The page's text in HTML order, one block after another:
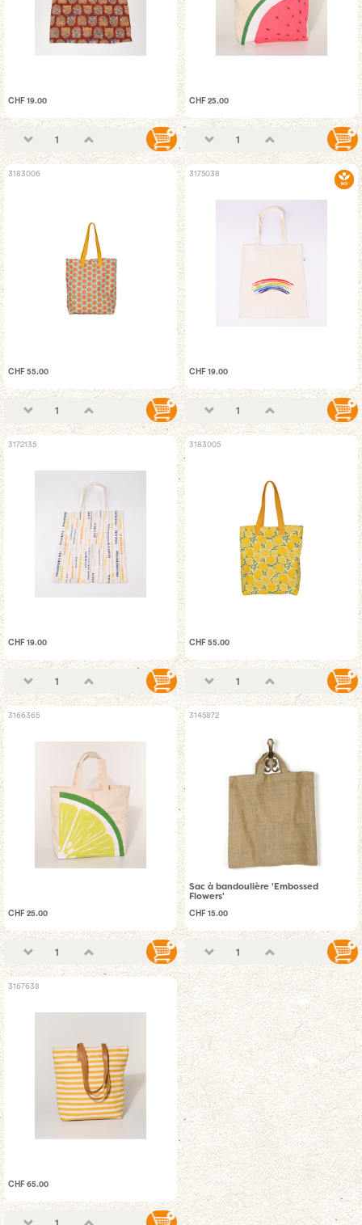
CHF 19.00 CHF 25.00
3183006
CHF 55.00
3175038
CHF 19.00
3172135
CHF 19.00
3183005
CHF 55.00
3166365
CHF 25.00
3145872
Sac à bandoulière 'Embossed
Flowers'
CHF 15.00
3167638
CHF 65.00